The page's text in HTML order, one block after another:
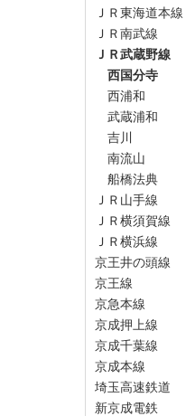
ＪＲ東海道本線
ＪＲ南武線
ＪＲ武蔵野線
西国分寺
西浦和
武蔵浦和
吉川
南流山
船橋法典
ＪＲ山手線
ＪＲ横須賀線
ＪＲ横浜線
京王井の頭線
京王線
京急本線
京成押上線
京成千葉線
京成本線
埼玉高速鉄道
新京成電鉄